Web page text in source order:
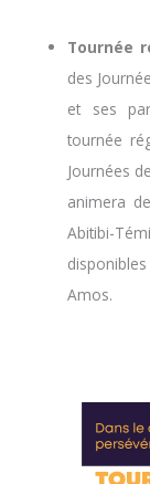
Tournée
des
et ses
tournée
Journées
animera
Abitibi-
Amos.